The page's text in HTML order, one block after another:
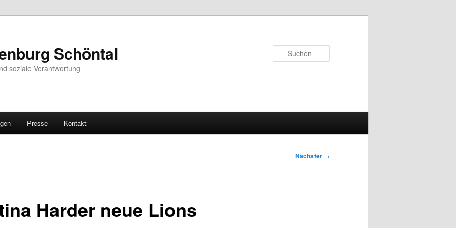
Schöntal
soziale Verantwortung
Presse Kontakt
Nächster →
Harder neue Lions